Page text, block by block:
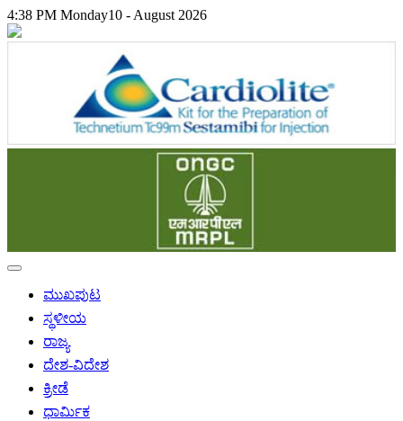
4:38 PM Monday10 - August 2026
ಮುಖಪುಟ
ಸ್ಥಳೀಯ
ರಾಜ್ಯ
ದೇಶ-ವಿದೇಶ
ಕ್ರೀಡೆ
ಧಾರ್ಮಿಕ